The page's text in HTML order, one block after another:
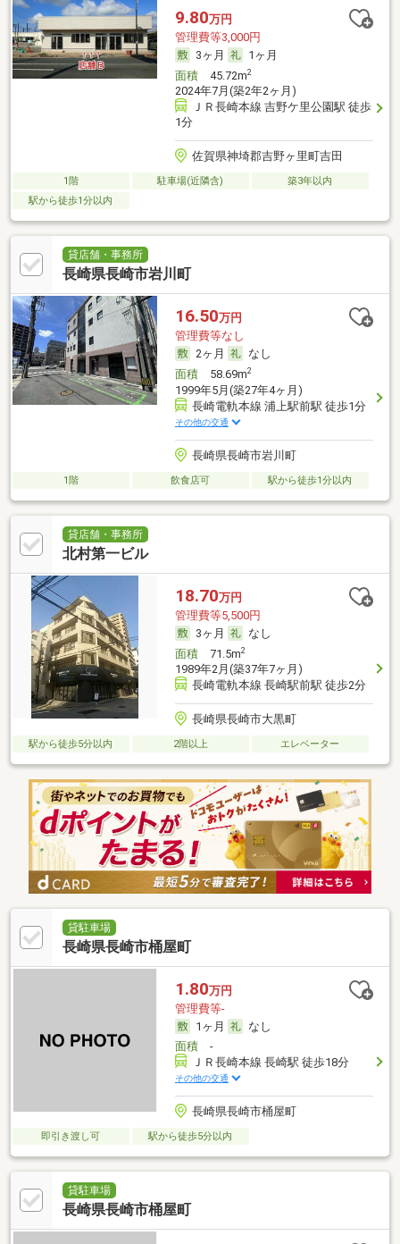
9.80万円
管理費等3,000円
3ヶ月
1ヶ月
面積45.72m2
2024年7月(築2年2ヶ月)
ＪＲ長崎本線 吉野ケ里公園駅 徒歩
1分
佐賀県神埼郡吉野ヶ里町吉田
1階 駐車場(近隣含)
築3年以内
駅から徒歩1分以内
貸店舗・事務所
長崎県長崎市岩川町
16.50万円
管理費等なし
2ヶ月
なし
面積58.69m2
1999年5月(築27年4ヶ月)
長崎電軌本線 浦上駅前駅 徒歩1分
その他の交通
長崎県長崎市岩川町
1階 飲食店可 駅から徒歩1分以内
貸店舗・事務所
北村第一ビル
18.70万円
管理費等5,500円
3ヶ月
なし
面積71.5m2
1989年2月(築37年7ヶ月)
長崎電軌本線 長崎駅前駅 徒歩2分
長崎県長崎市大黒町
駅から徒歩5分以内 2階以上 エレベーター
貸駐車場
長崎県長崎市桶屋町
1.80万円
管理費等-
1ヶ月
なし
面積-
ＪＲ長崎本線 長崎駅 徒歩18分
その他の交通
長崎県長崎市桶屋町
即引き渡し可 駅から徒歩5分以内
貸駐車場
長崎県長崎市桶屋町